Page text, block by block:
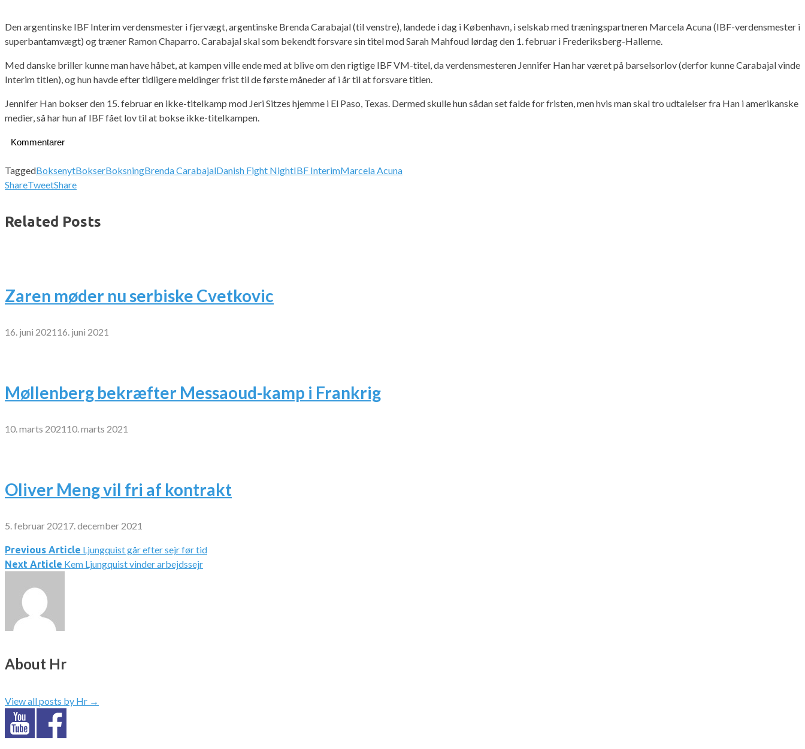
Den argentinske IBF Interim verdensmester i fjervægt, argentinske Brenda Carabajal (til venstre), landede i dag i København, i selskab med træningspartneren Marcela Acuna (IBF-verdensmester i
superbantamvægt) og træner Ramon Chaparro. Carabajal skal som bekendt forsvare sin titel mod Sarah Mahfoud lørdag den 1. februar i Frederiksberg-Hallerne.
Med danske briller kunne man have håbet, at kampen ville ende med at blive om den rigtige IBF VM-titel, da verdensmesteren Jennifer Han har været på barselsorlov (derfor kunne Carabajal vinde
Interim titlen), og hun havde efter tidligere meldinger frist til de første måneder af i år til at forsvare titlen.
Jennifer Han bokser den 15. februar en ikke-titelkamp mod Jeri Sitzes hjemme i El Paso, Texas. Dermed skulle hun sådan set falde for fristen, men hvis man skal tro udtalelser fra Han i amerikanske
medier, så har hun af IBF fået lov til at bokse ikke-titelkampen.
Kommentarer
TaggedBoksenytBokserBoksningBrenda CarabajalDanish Fight NightIBF InterimMarcela Acuna
ShareTweetShare
Related Posts
Zaren møder nu serbiske Cvetkovic
16. juni 2021 16. juni 2021
Møllenberg bekræfter Messaoud-kamp i Frankrig
10. marts 2021 10. marts 2021
Oliver Meng vil fri af kontrakt
5. februar 2021 7. december 2021
Indlægsnavigation
Previous Article Ljungquist går efter sejr før tid
Next Article Kem Ljungquist vinder arbejdssejr
About Hr
View all posts by Hr →